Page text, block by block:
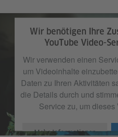
Wir benötigen Ihre
YouTube Video-
Wir verwenden einen
um Videoinhalte
Daten zu Ihren Aktivitäten
die Details durch und
Service zu, um
Mehr Informationen